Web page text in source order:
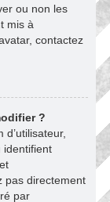
ou non les
mis à
contactez
?
identifient
pas directement
par